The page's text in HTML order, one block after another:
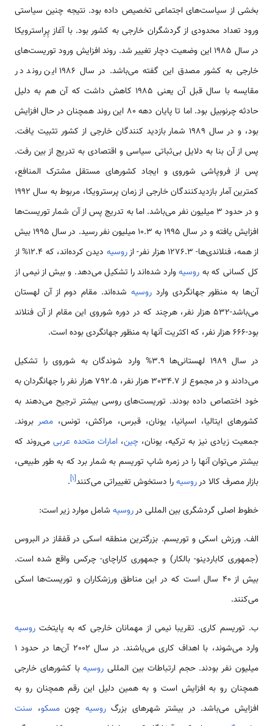
بخشی از سیاست‌های اجتماعی تخصیص داده بود. نتیجه چنین سیاستی
ورود تعداد محدودی از گردشگران خارجی به کشور بود. با آغاز پِرِاسترویکا
در سال 1985 این وضعیت دچار تغییر شد. روند افزایش ورود توریست‌های
خارجی به کشور مصدق این گفته می‌باشد. در سال 1986 این روند در
مقایسه با سال قبل آن یعنی 1985 کاهش داشت که آن هم به دلیل
حادثه چرنوبیل بود. اما تا پایان دهه 80 این روند همچنان در حال افزایش
بود، و در سال 1989 شمار بازدید کنندگان خارجی از کشور تثبیت یافت.
پس از آن بنا به دلایل بی‌ثباتی سیاسی و اقتصادی به تدریج از بین رفت.
پس از فروپاشی شوروی و ایجاد کشورهای مستقل مشترک المنافع،
کمترین آمار بازدیدکنندگان خارجی از زمان پرسترویکا، مربوط به سال 1992
و در حدود 3 میلیون نفر می‌باشد. اما به تدریج پس از آن شمار توریست‌ها
افزایش یافته و در سال 1995 به 10.3 میلیون نفر رسید. در سال 1995 بیش
از همه، فنلاندی‌ها- 1276.3 هزار نفر- از
روسیه
دیدن کرده‌اند، که 12.4% از
کل کسانی که بهروسیهوارد شده‌اند را تشکیل می‌دهد. و بیش از نیمی از
آن‌ها به منظور جهانگردی واردروسیه شده‌اند. مقام دوم از آن لهستان
می‌باشد-532 هزار نفر، هرچند که در دوره شوروی این مقام از آن فنلاند
بود-666 هزار نفر، که اکثریت آنها به منظور جهانگردی بوده است.
در سال 1989 لهستانی‌ها 3.9% وارد شوندگان به شوروی را تشکیل
می‌دادند و در مجموع از 3034.7 هزار نفر، 792.5 هزار نفر را جهانگردان به
خود اختصاص داده بودند. توریست‌های روسی بیشتر ترجیح می‌دهند به
کشورهای ایتالیا، اسپانیا، یونان، قبرس، مراکش، تونس، مصربروند.
جمعیت زیادی نیز به ترکیه، یونان،چین،امارات متحده عربیمی‌روند که
بیشتر می‌توان آنها را در زمره شاپ توریسم به شمار برد که به طور طبیعی،
بازار مصرف کالا درروسیهرا دستخوش تغییراتی می‌کنند[۱]
.
خطوط اصلی گردشگری بین المللی درروسیه شامل موارد زیر است:
الف. ورزش اسکی و توریسم. بزرگترین منطقه اسکی در قفقاز در البروس
(جمهوری کاباردینو- بالکار) و جمهوری کاراچای- چرکس واقع شده است.
بیش از 40 سال است که در این مناطق ورزشکاران و توریست‌ها اسکی
می‌کنند.
ب. توریسم کاری. تقریبا نیمی از مهمانان خارجی که به پایتخت روسیه
وارد می‌شوند، با اهداف کاری می‌باشند. در سال 2002 آن‌ها در حدود 1
میلیون نفر بودند. حجم ارتباطات بین المللی روسیهبا کشورهای خارجی
همچنان رو به افزایش است و به همین دلیل این رقم همچنان رو به
افزایش می‌باشد. در بیشتر شهرهای بزرگروسیه چونمسکو، سنت